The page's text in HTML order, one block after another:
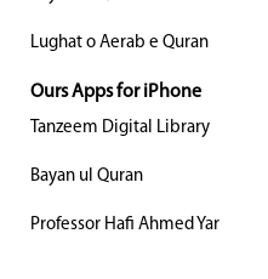
Lughat o Aerab e Quran
Ours Apps for iPhone
Tanzeem Digital Library
Bayan ul Quran
Professor Hafi Ahmed Yar